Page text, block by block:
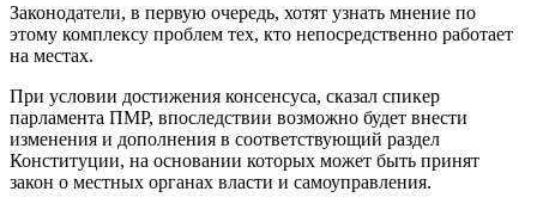
Законодатели, в первую очередь, хотят узнать мнение по
этому комплексу проблем тех, кто непосредственно работает
на местах.
При условии достижения консенсуса, сказал спикер
парламента ПМР, впоследствии возможно будет внести
изменения и дополнения в соответствующий раздел
Конституции, на основании которых может быть принят
закон о местных органах власти и самоуправления.